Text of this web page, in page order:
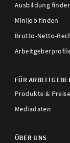
Ausbildung
Minijob finden
Brutto-Netto-
FÜR
Produkte & Preise
Mediadaten
ÜBER UNS